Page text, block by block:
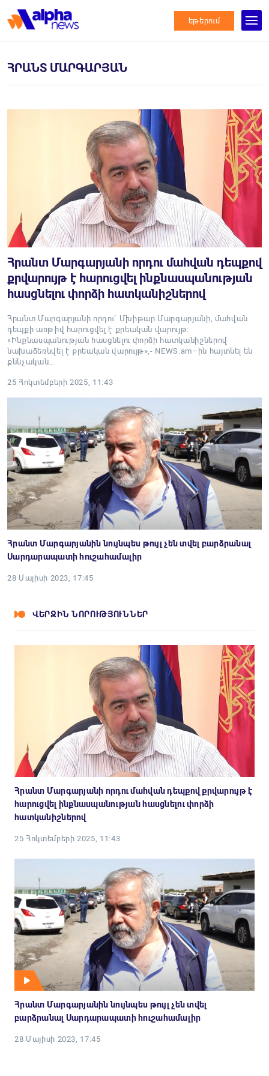
եթերում
ՀՐԱՆՏ ՄԱՐԳԱՐՅԱՆ
Հրանտ Մարգարյանի որդու մահվան դեպքով
քրվարույթ է հարուցվել ինքնասպանության
հասցնելու փորձի հատկանիշներով
Հրանտ Մարգարյանի որդու` Մխիթար Մարգարյանի, մահվան
դեպքի առթիվ հարուցվել է քրեական վարույթ։
«Ինքնասպանության հասցնելու փորձի հատկանիշներով
նախաձեռնվել է քրեական վարույթ»,- NEWS.am–ին հայտնել են
քննչական…
25 Հոկտեմբերի 2025, 11:43
Հրանտ Մարգարյանին նույնպես թույլ չեն տվել բարձրանալ
Սարդարապատի հուշահամալիր
28 Մայիսի 2023, 17:45
ՎԵՐՋԻՆ ՆՈՐՈՒԹՅՈՒՆՆԵՐ
Հրանտ Մարգարյանի որդու մահվան դեպքով քրվարույթ է
հարուցվել ինքնասպանության հասցնելու փորձի
հատկանիշներով
25 Հոկտեմբերի 2025, 11:43
Հրանտ Մարգարյանին նույնպես թույլ չեն տվել
բարձրանալ Սարդարապատի հուշահամալիր
28 Մայիսի 2023, 17:45